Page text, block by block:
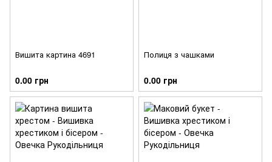
Вишита картина 4691
0.00 грн
Полиця з чашками
0.00 грн